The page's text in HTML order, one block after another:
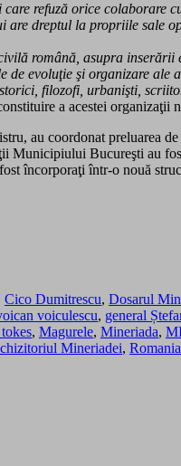
refuză orice colaborare
dreptul la propriile sale
română, asupra
evoluţie şi organizare ale
filozofi, urbanişti,
a acestei organizaţii
au coordonat preluarea
Bucureşti au
încorporaţi într-o nouă
Cico Dumitrescu, Dosarul
voiculescu, general
, Magurele, Mineriada,
Mineriadei, Romania